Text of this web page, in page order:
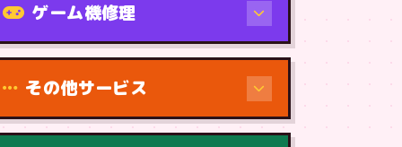
ゲーム機修理
その他サービス